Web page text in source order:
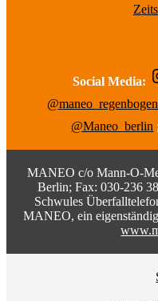
Social Media:
@Maneo_berlin ;
MANEO c/o Mann-O-
Berlin; Fax: 030-236
Schwules
MANEO, ein